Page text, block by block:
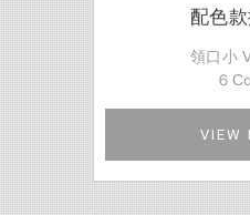
配色
領口小
６
VIEW